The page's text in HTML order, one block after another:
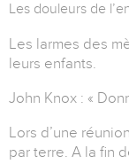
Les douleurs de
Les larmes des
leurs enfants.
John Knox : «
Lors d’une
par terre. A la fin